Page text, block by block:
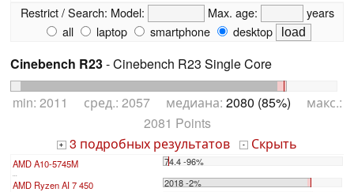
Restrict / Search: Model: Max. age:
years
all
laptop smartphone desktop
Cinebench R23- Cinebench R23 Single Core
min: 2011 сред.: 2057 медиана: 2080 (85%) макс.:
2081 Points
+ 3 подробных результатов - Скрыть
AMD A10-5745M 74.4 -96%
AMD Ryzen AI 7 450
2018 -2%